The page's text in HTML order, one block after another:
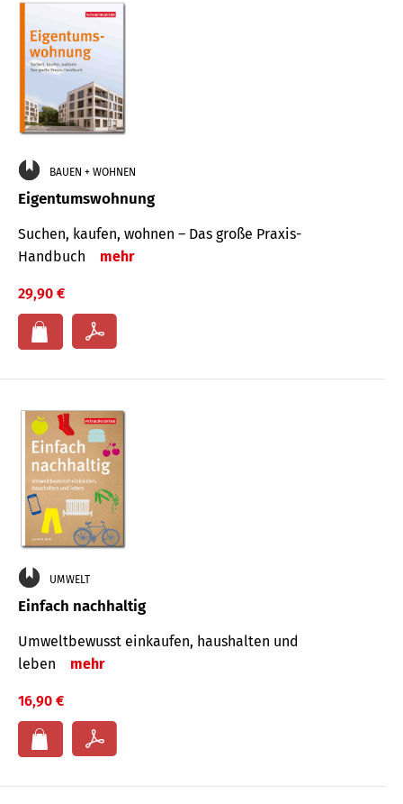
BAUEN + WOHNEN
Eigentumswohnung
Suchen, kaufen, wohnen – Das große Praxis-
Handbuch
mehr
29,90 €
UMWELT
Einfach nachhaltig
Umweltbewusst einkaufen, haushalten und
leben
mehr
16,90 €